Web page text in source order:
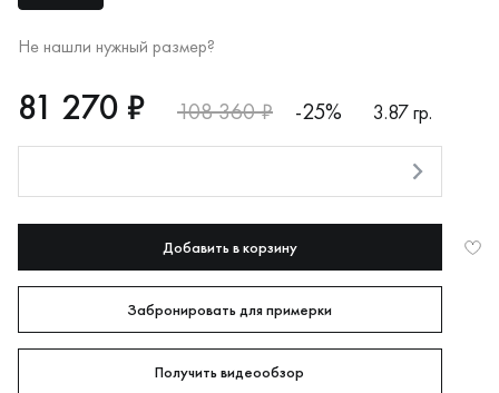
Не нашли нужный размер?
RUB
81270
81 270 ₽ 108 360 ₽ -25%
3.87 гр.
Добавить в корзину
Забронировать для примерки
Получить видеообзор